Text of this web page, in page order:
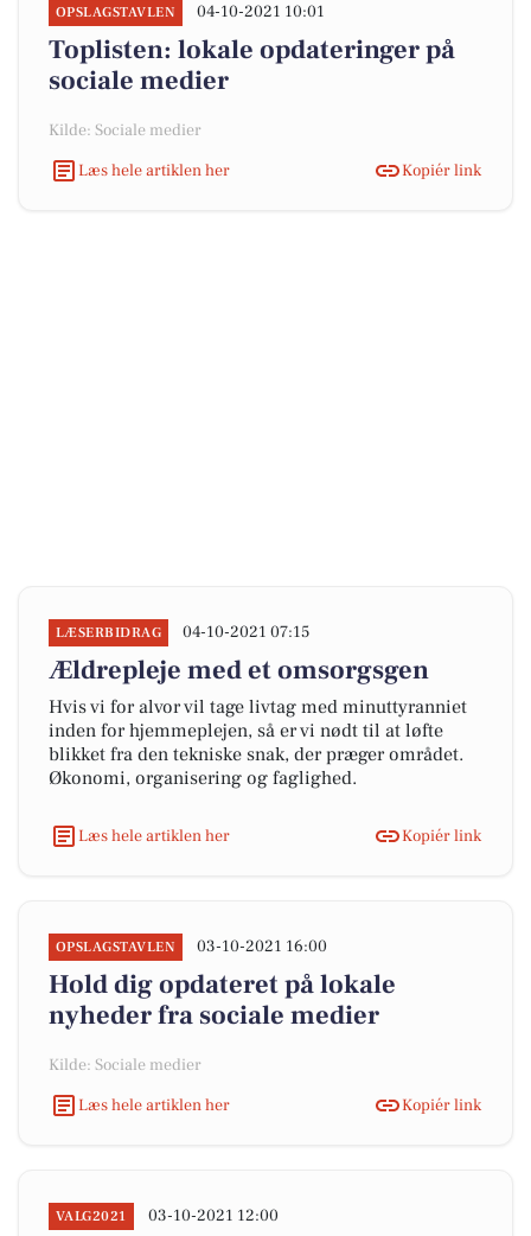
OPSLAGSTAVLEN 04-10-2021 10:01
Toplisten: lokale opdateringer på
sociale medier
Kilde: Sociale medier
Læs hele artiklen her
Kopiér link
LÆSERBIDRAG 04-10-2021 07:15
Ældrepleje med et omsorgsgen
Hvis vi for alvor vil tage livtag med minuttyranniet
inden for hjemmeplejen, så er vi nødt til at løfte
blikket fra den tekniske snak, der præger området.
Økonomi, organisering og faglighed.
Læs hele artiklen her Kopiér link
OPSLAGSTAVLEN 03-10-2021 16:00
Hold dig opdateret på lokale
nyheder fra sociale medier
Kilde: Sociale medier
Læs hele artiklen her
Kopiér link
VALG2021 03-10-2021 12:00